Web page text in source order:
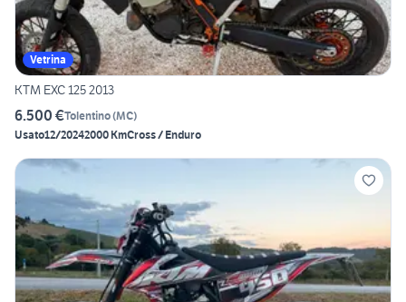
Vetrina
KTM EXC 125 2013
6.500 €Tolentino(MC)
Usato12/20242000 KmCross / Enduro